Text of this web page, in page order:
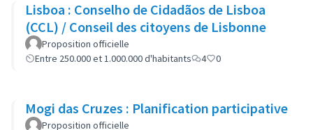
Lisboa : Conselho de Cidadãos de Lisboa
(CCL) / Conseil des citoyens de Lisbonne
Proposition officielle
Entre 250.000 et 1.000.000 d'habitants
4 0
Mogi das Cruzes : Planification participative
Proposition officielle